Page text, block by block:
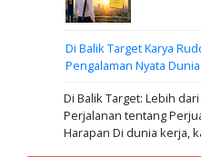
Di Balik Target Karya
Pengalaman Nyata
Di Balik Target: Lebih
Perjalanan tentang
Harapan Di dunia kerja,